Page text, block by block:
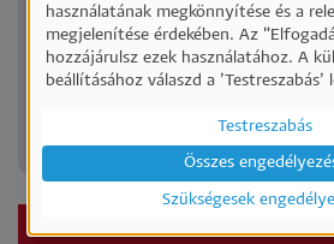
Ponthatárok 2026
Íme a várva várt hír a 2026-ös
Személyes
adatok
és
használata
használatának megkönnyítése és a
megjelenítése érdekében. Az
hozzájárulsz ezek használatához. A
beállításához válaszd a ’Testreszabás’
Testreszabás
Szükségesek
Összes